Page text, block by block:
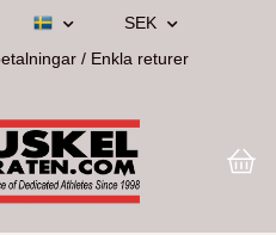
SEK
/ Enkla returer